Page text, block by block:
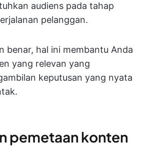
audiens pada tahap
pelanggan.
benar, hal ini membantu Anda
yang relevan yang
keputusan yang nyata
pemetaan konten